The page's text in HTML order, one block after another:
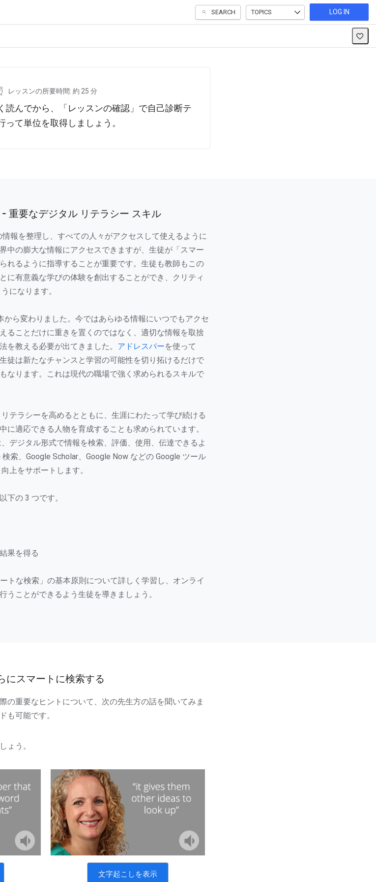
SEARCH TOPICS LOG IN
レッスンの所要時間: 約 25 分
読んでから、「レッスンの確認」で自己診断テ
って単位を取得しましょう。
重要なデジタル リテラシー スキル
報を整理し、すべての人々がアクセスして使えるように
中の膨大な情報にアクセスできますが、生徒が「スマー
れるように指導することが重要です。生徒も教師もこの
に有意義な学びの体験を創出することができ、クリティ
になります。
から変わりました。今ではあらゆる情報にいつでもアクセ
ることだけに重きを置くのではなく、適切な情報を取捨
を教える必要が出てきました。 アドレスバーを使って
徒は新たなチャンスと学習の可能性を切り拓けるだけで
なります。これは現代の職場で強く求められるスキルで
テラシーを高めるとともに、生涯にわたって学び続ける
に適応できる人物を育成することも求められています。
デジタル形式で情報を検索、評価、使用、伝達できるよ
索、Google Scholar、Google Now などの Google ツール
上をサポートします。
下の 3 つです。
果を得る
トな検索」の基本原則について詳しく学習し、オンライ
うことができるよう生徒を導きましょう。
にスマートに検索する
の重要なヒントについて、次の先生方の話を聞いてみま
も可能です。
ょう。
文字起こしを表示